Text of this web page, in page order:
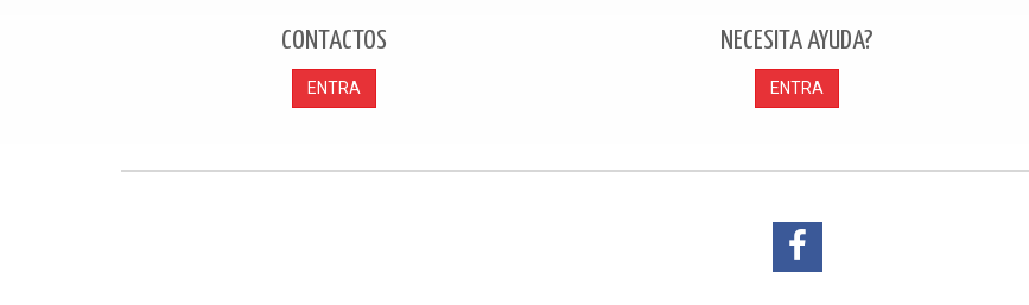
CONTACTOS
ENTRA
NECESITA AYUDA?
ENTRA